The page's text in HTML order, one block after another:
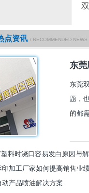
点资讯 / RECOMMENDED NEWS
东莞
东莞
题，
的都
料时浇口容易发白原因与
印加工厂家如何提高销售业
产品喷油解决方案